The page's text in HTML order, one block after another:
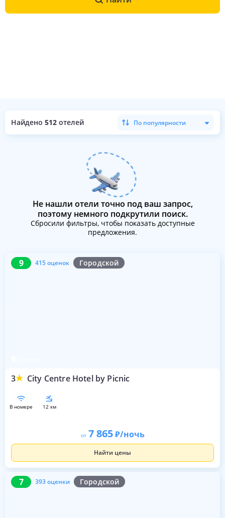
Найдено 512 отелей По популярности
Не нашли отели точно под ваш запрос,
поэтому немного подкрутили поиск.
Сбросили фильтры, чтобы показать доступные
предложения.
9 415 оценок Городской
3 City Centre Hotel by Picnic
9 415 оценок
в номере 12 км
от 7 865 /ночь
Найти цены
7 393 оценки Городской
7 393 оценки